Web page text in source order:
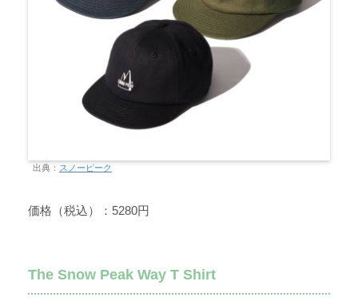
出典： スノーピーク
価格（税込）：5280円
The Snow Peak Way T Shirt